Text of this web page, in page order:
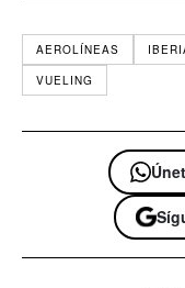
AEROLÍNEAS
VUELING